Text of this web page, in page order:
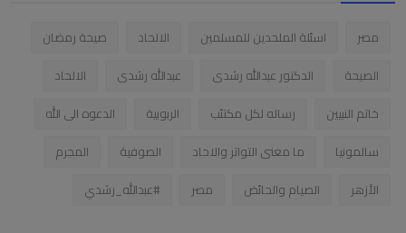
مصر اسئلة الملحدين للمسلمين الالحاد
صيحة رمضان
الصيحة
الدكتور عبدالله رشدى عبدالله رشدى
الالحاد
خاتم النبيين
رساله لكل مكتئب الربوبية
الدعوه الى الله
سالمونيا
ما معنى التواتر والاحاد الصوفية
المجرم
الأزهر
الصيام والحائض مصر #عبدالله_رشدي